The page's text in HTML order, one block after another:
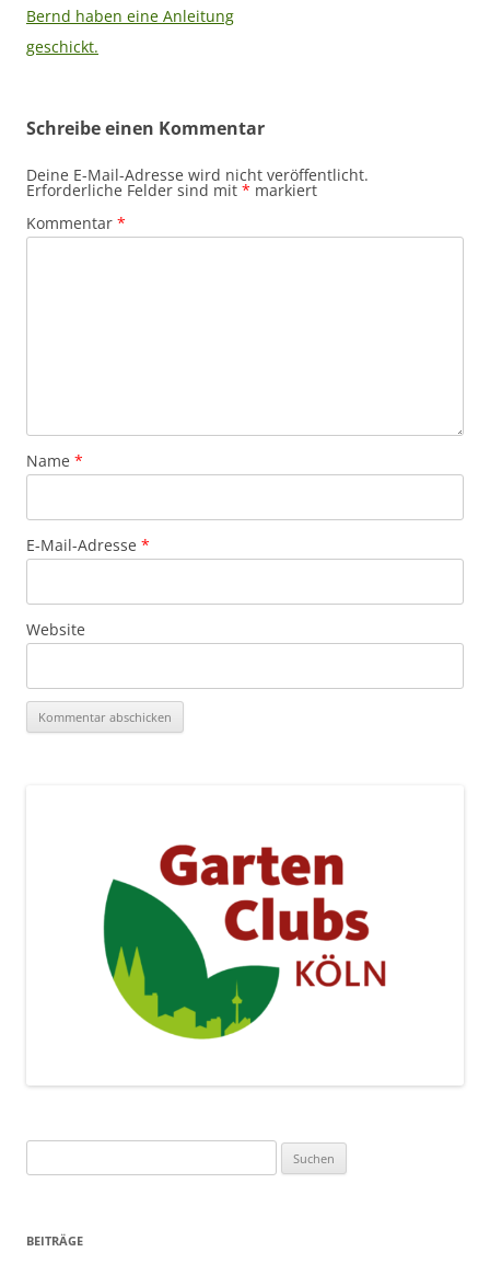
Bernd haben eine Anleitung
geschickt.
Schreibe einen Kommentar
Deine E-Mail-Adresse wird nicht veröffentlicht.
Erforderliche Felder sind mit * markiert
Kommentar *
Name *
E-Mail-Adresse *
Website
nach:
BEITRÄGE